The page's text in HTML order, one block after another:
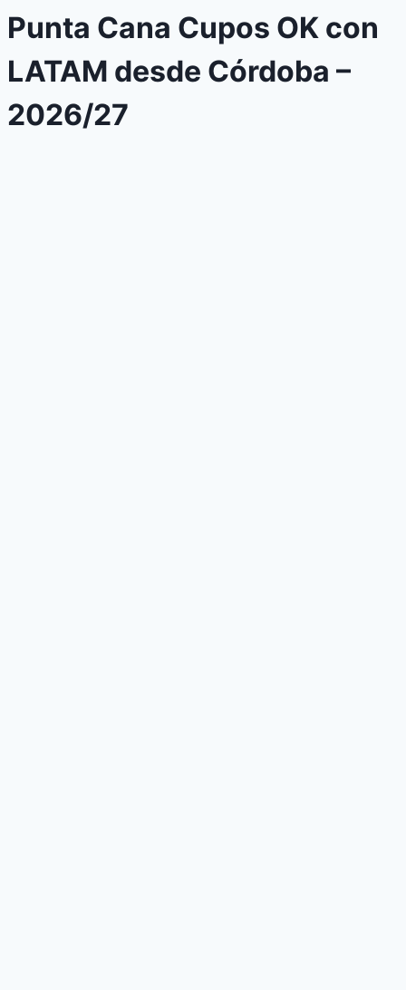
Punta Cana Cupos OK con
LATAM desde Córdoba –
2026/27